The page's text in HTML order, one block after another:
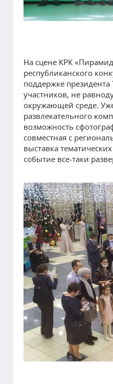
На сцене КРК
республиканского
поддержке
участников, не
окружающей среде.
развлекательного
возможность
совместная с
выставка
событие все-таки